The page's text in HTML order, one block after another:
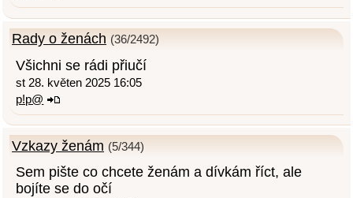
Rady o ženách (36/2492)
Všichni se rádi přiučí
st 28. květen 2025 16:05
p!p@
Vzkazy ženám (5/344)
Sem pište co chcete ženám a dívkám říct, ale
bojíte se do očí